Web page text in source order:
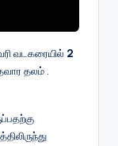
வடகரையில் 2
தலம் .